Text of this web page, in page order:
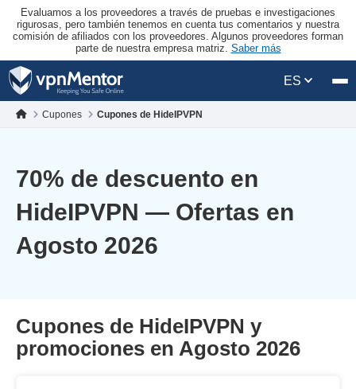
Evaluamos a los proveedores a través de pruebas e investigaciones
rigurosas, pero también tenemos en cuenta tus comentarios y nuestra
comisión de afiliados con los proveedores. Algunos proveedores forman
parte de nuestra empresa matriz. Saber más
ES
Cupones Cupones de HideIPVPN
70% de descuento en
HideIPVPN — Ofertas en
Agosto 2026
Cupones de HideIPVPN y
promociones en Agosto 2026